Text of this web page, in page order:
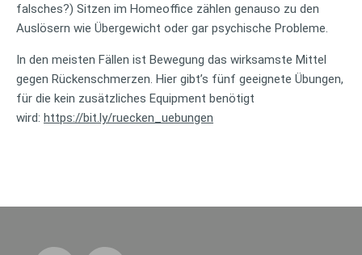
falsches?) Sitzen im Homeoffice zählen genauso zu den
Auslösern wie Übergewicht oder gar psychische Probleme.
In den meisten Fällen ist Bewegung das wirksamste Mittel
gegen Rückenschmerzen. Hier gibt’s fünf geeignete Übungen,
für die kein zusätzliches Equipment benötigt
wird: https://bit.ly/ruecken_uebungen